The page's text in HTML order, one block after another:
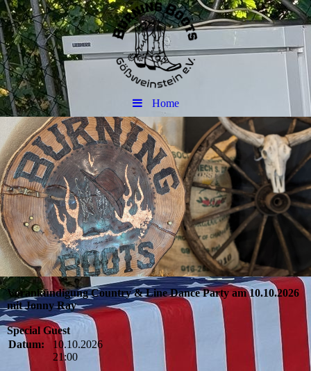
Home
Vorankündigung Country & Line Dance Party am 10.10.2026
mit Jonny Ray
Special Guest
Datum:
10.10.2026
21:00